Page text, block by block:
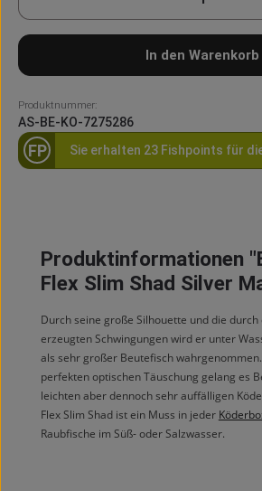
In den Warenkorb
Produktnummer:
AS-BE-KO-7275286
FP Sie erhalten 23 Fishpoints für
Produktinformationen
Flex Slim Shad Silver
Durch seine große Silhouette und die durch
erzeugten Schwingungen wird er unter
als sehr großer Beutefisch
perfekten optischen Täuschung gelang es
leichten aber dennoch sehr auffälligen
Flex Slim Shad ist ein Muss in jeder
Raubfische im Süß- oder Salzwasser.